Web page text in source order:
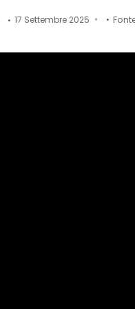
17 Settembre 2025